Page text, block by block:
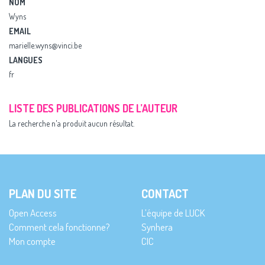
NOM
Wyns
EMAIL
marielle.wyns@vinci.be
LANGUES
fr
LISTE DES PUBLICATIONS DE L’AUTEUR
La recherche n'a produit aucun résultat.
PLAN DU SITE
Open Access
Comment cela fonctionne?
Mon compte
CONTACT
L’équipe de LUCK
Synhera
CIC